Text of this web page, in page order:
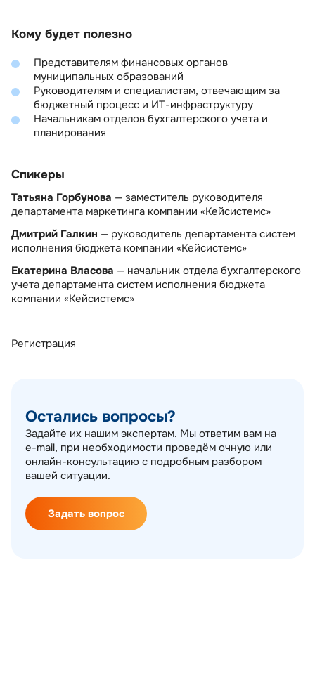
Кому будет полезно
Представителям финансовых органов
муниципальных образований
Руководителям и специалистам, отвечающим за
бюджетный процесс и ИТ-инфраструктуру
Начальникам отделов бухгалтерского учета и
планирования
Спикеры
Татьяна Горбунова — заместитель руководителя
департамента маркетинга компании «Кейсистемс»
Дмитрий Галкин — руководитель департамента систем
исполнения бюджета компании «Кейсистемс»
Екатерина Власова — начальник отдела бухгалтерского
учета департамента систем исполнения бюджета
компании «Кейсистемс»
Регистрация
Остались вопросы?
Задайте их нашим экспертам. Мы ответим вам на
e-mail, при необходимости проведём очную или
онлайн-консультацию с подробным разбором
вашей ситуации.
Задать вопрос